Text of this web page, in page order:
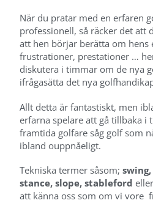
När du pratar med en erfaren
professionell, så räcker det att
att hen börjar berätta om hens
frustrationer, prestationer …
diskutera i timmar om de nya
ifrågasätta det nya
Allt detta är fantastiskt, men
erfarna spelare att gå tillbaka i
framtida golfare såg golf som
ibland ouppnåeligt.
Tekniska termer såsom;
stance, slope, stableford
att känna oss som om vi vore